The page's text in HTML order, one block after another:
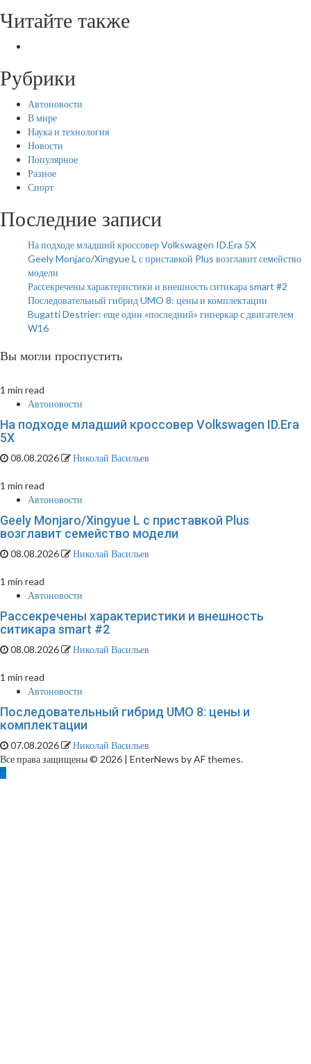
Читайте также
Рубрики
Автоновости
В мире
Наука и технология
Новости
Популярное
Разное
Спорт
Последние записи
На подходе младший кроссовер Volkswagen ID.Era 5X
Geely Monjaro/Xingyue L с приставкой Plus возглавит семейство
модели
Рассекречены характеристики и внешность ситикара smart #2
Последовательный гибрид UMO 8: цены и комплектации
Bugatti Destrier: еще один «последний» гиперкар с двигателем
W16
Вы могли проспустить
1 min read
Автоновости
На подходе младший кроссовер Volkswagen ID.Era
5X
08.08.2026 Николай Васильев
1 min read
Автоновости
Geely Monjaro/Xingyue L с приставкой Plus
возглавит семейство модели
08.08.2026 Николай Васильев
1 min read
Автоновости
Рассекречены характеристики и внешность
ситикара smart #2
08.08.2026 Николай Васильев
1 min read
Автоновости
Последовательный гибрид UMO 8: цены и
комплектации
07.08.2026
Николай Васильев
Все права защищены © 2026 | EnterNews by AF themes.